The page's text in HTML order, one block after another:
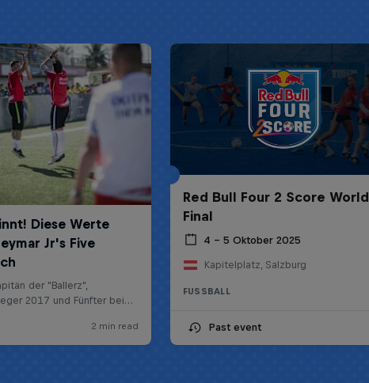
Red Bull Four 2 Score World
Final
4 – 5 Oktober 2025
Kapitelplatz, Salzburg
FUSSBALL
Past event